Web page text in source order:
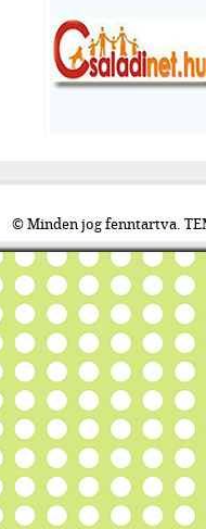
© Minden jog fenntartva.